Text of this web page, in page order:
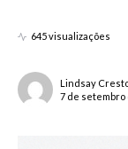
645 visualizações
Lindsay
7 de setembro